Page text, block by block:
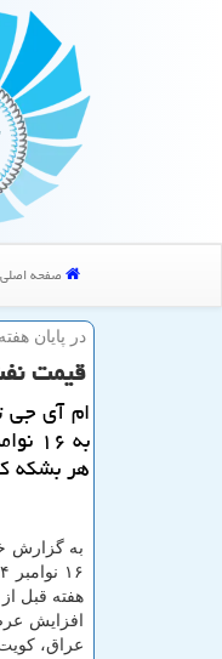
صفحه اصلی
در پایان
قیمت نفت
ام آی جی
هر بشكه
به گزارش
هفته قبل از آن بیشتر از ۳ دلار
افزایش
عراق،